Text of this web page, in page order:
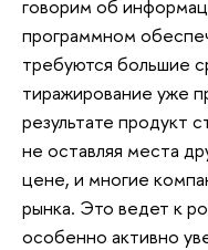
говорим об
программном
требуются большие
тиражирование уже
результате продукт
не оставляя места
цене, и многие
рынка. Это ведет к
особенно активно